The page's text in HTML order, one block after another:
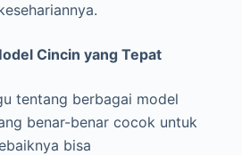
Cincin yang Tepat
tentang berbagai model
benar-benar cocok untuk
bisa